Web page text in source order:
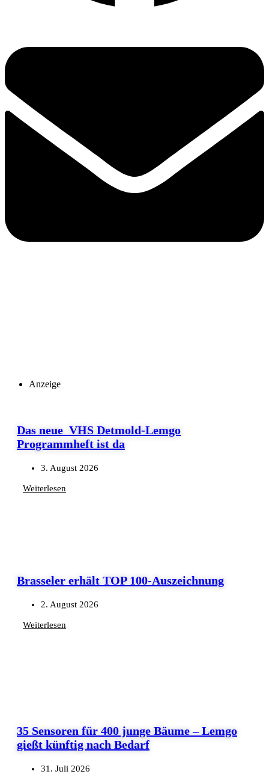
Anzeige
Das neue VHS Detmold-Lemgo
Programmheft ist da
3. August 2026
Weiterlesen
Brasseler erhält TOP 100-Auszeichnung
2. August 2026
Weiterlesen
35 Sensoren für 400 junge Bäume – Lemgo
gießt künftig nach Bedarf
31. Juli 2026